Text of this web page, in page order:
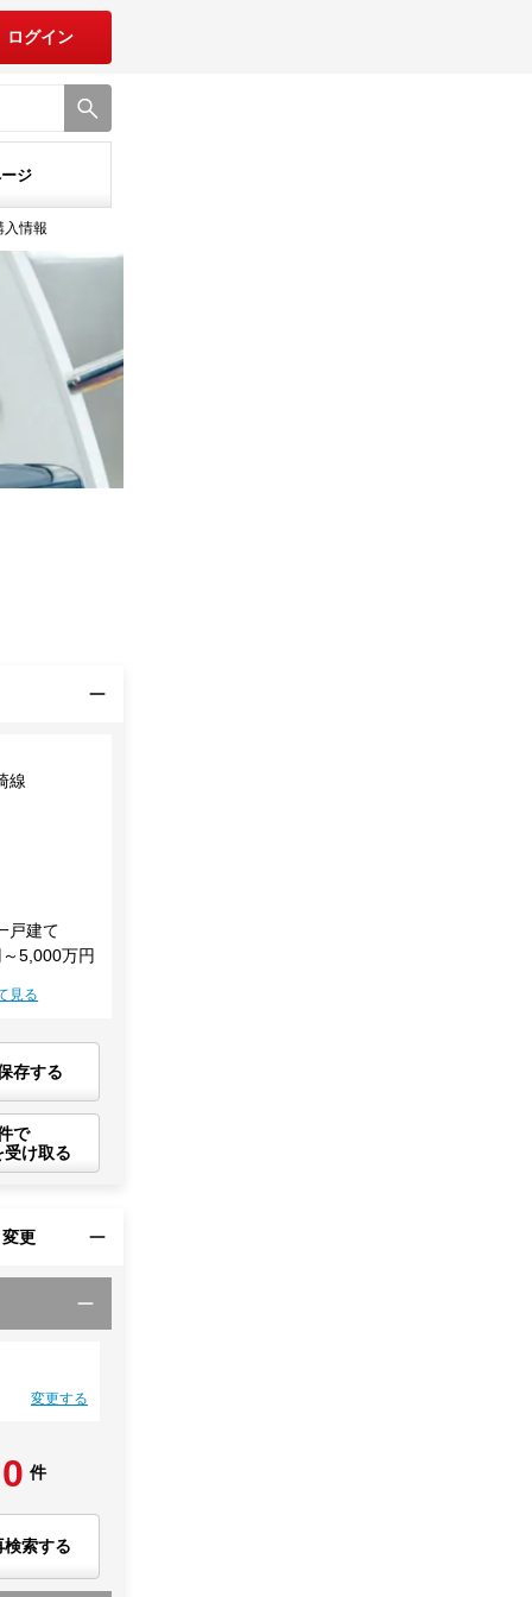
ログイン
ジ
入情報
線
戸建て
5,000万円
見る
存する
で
受け取る
更
変更する
0 件
検索する